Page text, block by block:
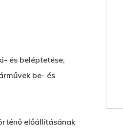
és beléptetése,
be- és
előállításának